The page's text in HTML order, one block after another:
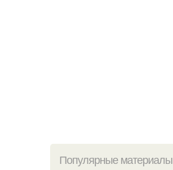
Популярные материалы